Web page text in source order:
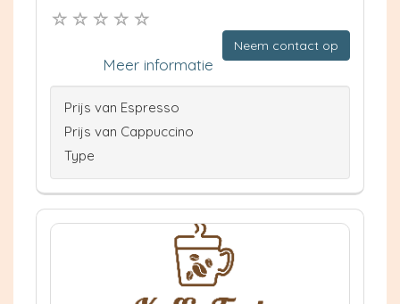
Neem contact op
Meer informatie
Prijs van Espresso
Prijs van Cappuccino
Type